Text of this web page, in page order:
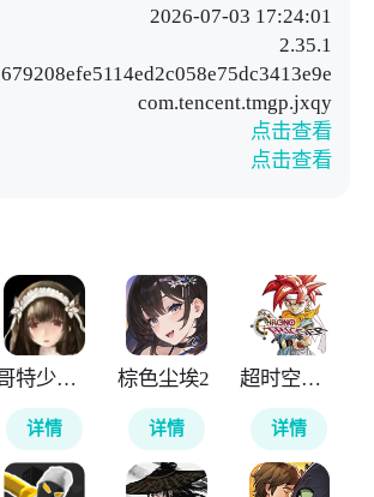
2026-07-03 17:24:01
2.35.1
679208efe5114ed2c058e75dc3413e9e
com.tencent.tmgp.jxqy
点击查看
点击查看
哥特少女勇闯恶魔城2
详情
棕色尘埃2
详情
超时空之轮
详情